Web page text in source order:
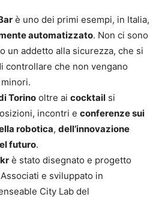
è uno dei primi esempi, in Italia,
automatizzato. Non ci sono
un addetto alla sicurezza, che si
controllare che non vengano
Torino oltre ai cocktail si
incontri e conferenze sui
robotica, dell’innovazione
futuro.
è stato disegnato e progetto
e sviluppato in
City Lab del